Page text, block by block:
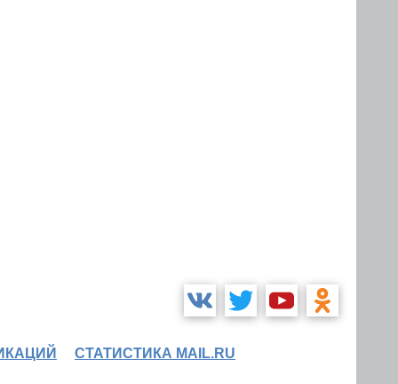
СТАТИСТИКА MAIL.RU